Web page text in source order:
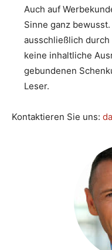
Auch auf
Sinne ganz
ausschließlich
keine inhaltliche
gebundenen
Leser.
Kontaktieren Sie uns: